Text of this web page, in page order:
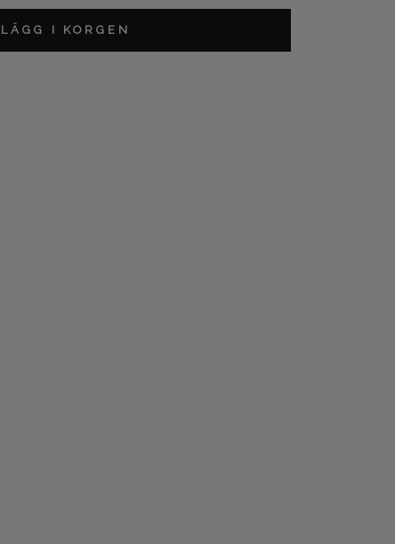
LÄGG I KORGEN